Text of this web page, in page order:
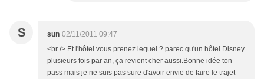
S sun 02/11/2011 09:47
<br /> Et l'hôtel vous prenez lequel ? parec qu'un hôtel Disney
plusieurs fois par an, ça revient cher aussi.Bonne idée ton
pass mais je ne suis pas sure d'avoir envie de faire le trajet